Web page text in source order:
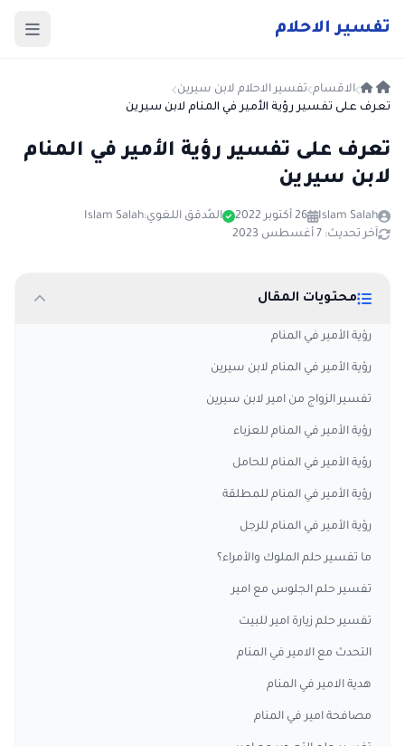
تفسير الاحلام
الاقسام تفسير الاحلام لابن سيرين
تعرف على تفسير رؤية الأمير في المنام لابن سيرين
تعرف على تفسير رؤية الأمير في المنام
لابن سيرين
Islam Salah 26 أكتوبر 2022 المُدقق اللغوي:Islam Salah
آخر تحديث: 7 أغسطس 2023
محتويات المقال
رؤية الأمير في المنام
رؤية الأمير في المنام لابن سيرين
تفسير الزواج من امير لابن سيرين
رؤية الأمير في المنام للعزباء
رؤية الأمير في المنام للحامل
رؤية الأمير في المنام للمطلقة
رؤية الأمير في المنام للرجل
ما تفسير حلم الملوك والأمراء؟
تفسير حلم الجلوس مع امير
تفسير حلم زيارة امير للبيت
التحدث مع الامير في المنام
هدية الامير في المنام
مصافحة امير في المنام